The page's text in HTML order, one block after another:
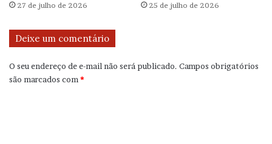
27 de julho de 2026 25 de julho de 2026
Deixe um comentário
O seu endereço de e-mail não será publicado. Campos obrigatórios
são marcados com*